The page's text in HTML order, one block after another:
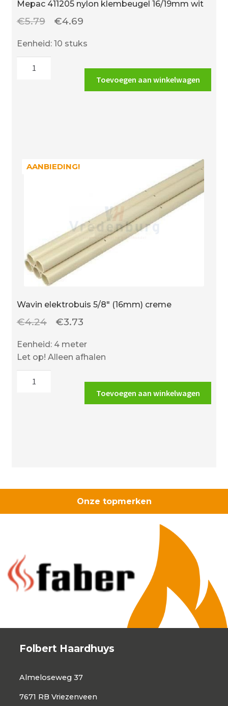
Mepac 411205 nylon klembeugel 16/19mm wit
€5.79
Oorspronkelijke
€4.69Huidige
€4.69.
Eenheid: 10 stuks
Toevoegen aan winkelwagen
AANBIEDING!
Wavin elektrobuis 5/8″ (16mm) creme
AANBIEDING!
€4.24
Oorspronkelijke
was:
€4.24.
€3.73Huidige
is:
Eenheid: 4 meter
Let op! Alleen afhalen
Toevoegen aan winkelwagen
Onze topmerken
Folbert Haardhuys
Almeloseweg 37
7671 RB Vriezenveen